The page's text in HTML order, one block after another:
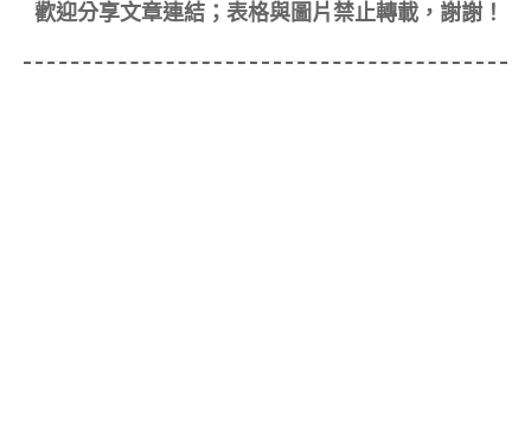
歡迎分享文章連結；表格與圖片禁止轉載，謝謝！